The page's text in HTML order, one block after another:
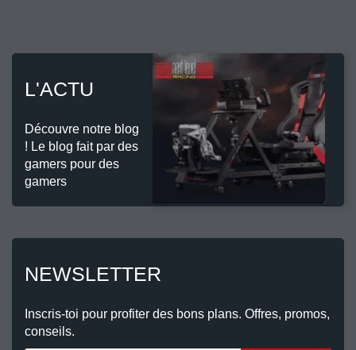
L'ACTU
Découvre notre blog
! Le blog fait par des
gamers pour des
gamers
NEWSLETTER
Inscris-toi pour profiter des bons plans. Offres, promos,
conseils.